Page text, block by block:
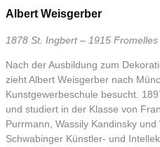
Albert Weisgerber
1878 St. Ingbert – 1915
Nach der Ausbildung zum
zieht Albert Weisgerber nach
Kunstgewerbeschule besucht.
und studiert in der Klasse von
Purrmann, Wassily Kandinsky
Schwabinger Künstler- und